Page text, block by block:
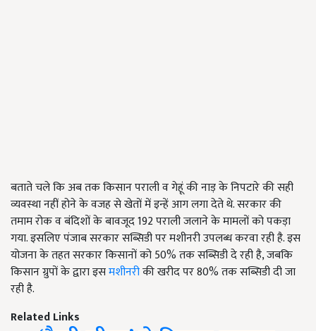
बताते चले कि अब तक किसान पराली व गेहूं की नाड़ के निपटारे की सही
व्यवस्था नहीं होने के वजह से खेतों में इन्हें आग लगा देते थे. सरकार की
तमाम रोक व बंदिशों के बावजूद 192 पराली जलाने के मामलों को पकड़ा
गया. इसलिए पंजाब सरकार सब्सिडी पर मशीनरी उपलब्ध करवा रही है. इस
योजना के तहत सरकार किसानों को 50% तक सब्सिडी दे रही है, जबकि
किसान ग्रुपों के द्वारा इसमशीनरीकी खरीद पर 80% तक सब्सिडी दी जा
रही है.
Related Links